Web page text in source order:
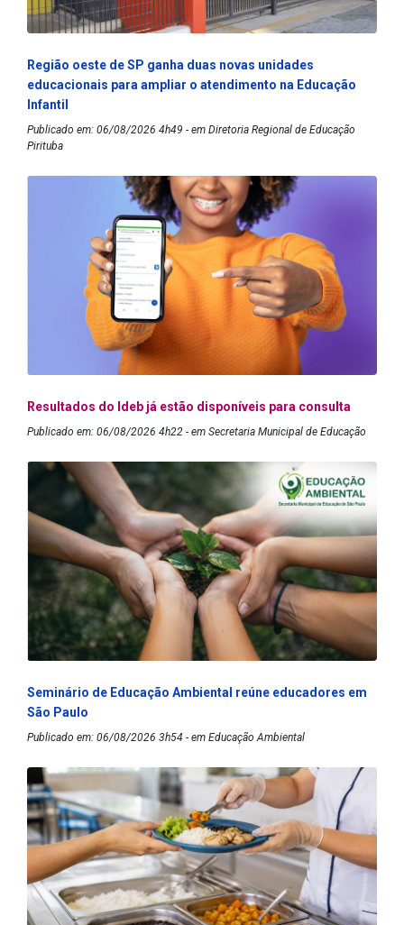
Região oeste de SP ganha duas novas unidades
educacionais para ampliar o atendimento na Educação
Infantil
Publicado em: 06/08/2026 4h49 - em Diretoria Regional de Educação
Pirituba
Resultados do Ideb já estão disponíveis para consulta
Publicado em: 06/08/2026 4h22 - em Secretaria Municipal de Educação
Seminário de Educação Ambiental reúne educadores em
São Paulo
Publicado em: 06/08/2026 3h54 - em Educação Ambiental